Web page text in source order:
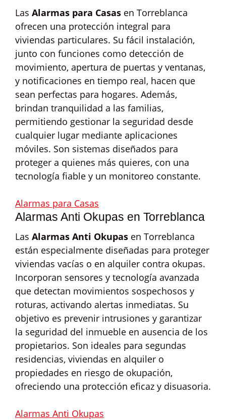
Las Alarmas para Casas en Torreblanca
ofrecen una protección integral para
viviendas particulares. Su fácil instalación,
junto con funciones como detección de
movimiento, apertura de puertas y ventanas,
y notificaciones en tiempo real, hacen que
sean perfectas para hogares. Además,
brindan tranquilidad a las familias,
permitiendo gestionar la seguridad desde
cualquier lugar mediante aplicaciones
móviles. Son sistemas diseñados para
proteger a quienes más quieres, con una
tecnología fiable y un monitoreo constante.
Alarmas para Casas
Alarmas Anti Okupas en Torreblanca
Las Alarmas Anti Okupas en Torreblanca
están especialmente diseñadas para proteger
viviendas vacías o en alquiler contra okupas.
Incorporan sensores y tecnología avanzada
que detectan movimientos sospechosos y
roturas, activando alertas inmediatas. Su
objetivo es prevenir intrusiones y garantizar
la seguridad del inmueble en ausencia de los
propietarios. Son ideales para segundas
residencias, viviendas en alquiler o
propiedades en riesgo de okupación,
ofreciendo una protección eficaz y disuasoria.
Alarmas Anti Okupas